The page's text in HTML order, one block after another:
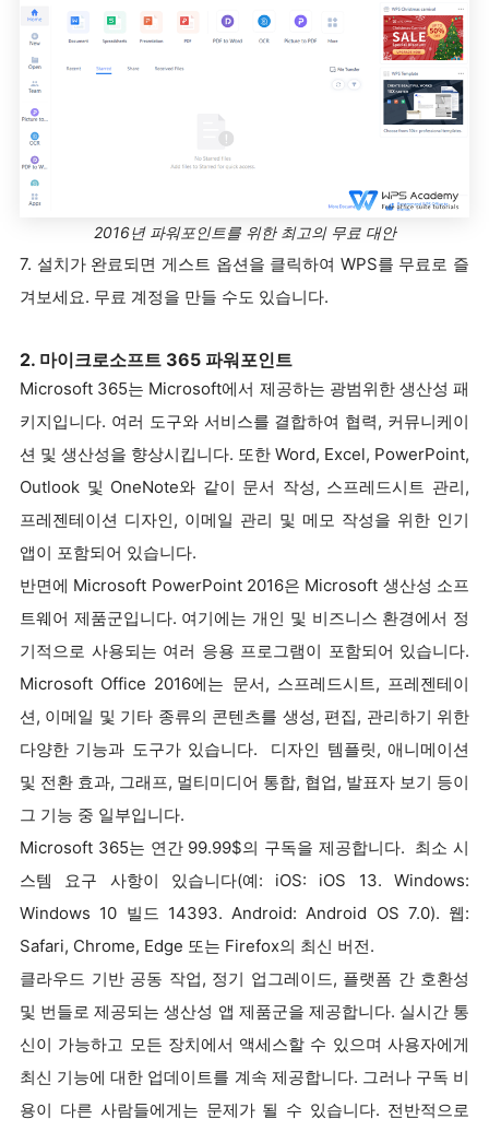
2016년 파워포인트를 위한 최고의 무료 대안
7. 설치가 완료되면 게스트 옵션을 클릭하여 WPS를 무료로 즐
겨보세요. 무료 계정을 만들 수도 있습니다.
2. 마이크로소프트 365 파워포인트
Microsoft 365는 Microsoft에서 제공하는 광범위한 생산성 패
키지입니다. 여러 도구와 서비스를 결합하여 협력, 커뮤니케이
션 및 생산성을 향상시킵니다. 또한 Word, Excel, PowerPoint,
Outlook 및 OneNote와 같이 문서 작성, 스프레드시트 관리,
프레젠테이션 디자인, 이메일 관리 및 메모 작성을 위한 인기
앱이 포함되어 있습니다.
반면에 Microsoft PowerPoint 2016은 Microsoft 생산성 소프
트웨어 제품군입니다. 여기에는 개인 및 비즈니스 환경에서 정
기적으로 사용되는 여러 응용 프로그램이 포함되어 있습니다.
Microsoft Office 2016에는 문서, 스프레드시트, 프레젠테이
션, 이메일 및 기타 종류의 콘텐츠를 생성, 편집, 관리하기 위한
다양한 기능과 도구가 있습니다. 디자인 템플릿, 애니메이션
및 전환 효과, 그래프, 멀티미디어 통합, 협업, 발표자 보기 등이
그 기능 중 일부입니다.
Microsoft 365는 연간 99.99$의 구독을 제공합니다. 최소 시
스템 요구 사항이 있습니다(예: iOS: iOS 13. Windows:
Windows 10 빌드 14393. Android: Android OS 7.0). 웹:
Safari, Chrome, Edge 또는 Firefox의 최신 버전.
클라우드 기반 공동 작업, 정기 업그레이드, 플랫폼 간 호환성
및 번들로 제공되는 생산성 앱 제품군을 제공합니다. 실시간 통
신이 가능하고 모든 장치에서 액세스할 수 있으며 사용자에게
최신 기능에 대한 업데이트를 계속 제공합니다. 그러나 구독 비
용이 다른 사람들에게는 문제가 될 수 있습니다. 전반적으로